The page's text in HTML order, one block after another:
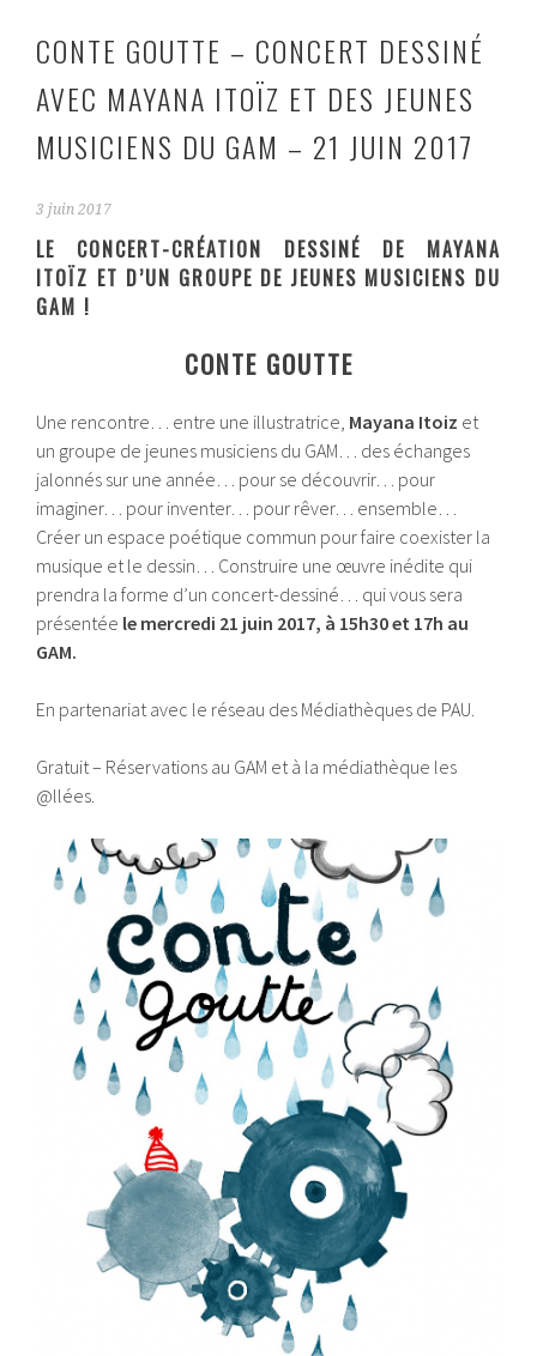
CONTE GOUTTE – CONCERT DESSINÉ
AVEC MAYANA ITOÏZ ET DES JEUNES
MUSICIENS DU GAM – 21 JUIN 2017
3 juin 2017
LE CONCERT-CRÉATION DESSINÉ DE MAYANA
ITOÏZ ET D’UN GROUPE DE JEUNES MUSICIENS DU
GAM !
CONTE GOUTTE
Une rencontre… entre une illustratrice, Mayana Itoiz et
un groupe de jeunes musiciens du GAM… des échanges
jalonnés sur une année… pour se découvrir… pour
imaginer… pour inventer… pour rêver… ensemble…
Créer un espace poétique commun pour faire coexister la
musique et le dessin… Construire une œuvre inédite qui
prendra la forme d’un concert-dessiné… qui vous sera
présentée le mercredi 21 juin 2017, à 15h30 et 17h au
GAM.
En partenariat avec le réseau des Médiathèques de PAU.
Gratuit – Réservations au GAM et à la médiathèque les
@llées.